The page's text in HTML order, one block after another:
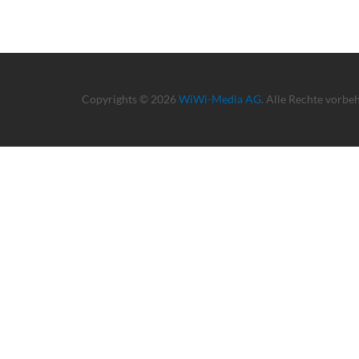
Copyrights © 2026 WiWi-Media AG. Alle Rechte